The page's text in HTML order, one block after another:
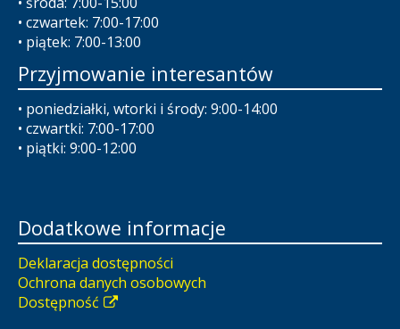
• czwartek: 7:00-17:00
• piątek: 7:00-13:00
Przyjmowanie interesantów
• poniedziałki, wtorki i środy: 9:00-14:00
• czwartki: 7:00-17:00
• piątki: 9:00-12:00
Dodatkowe informacje
Deklaracja dostępności
Ochrona danych osobowych
Dostępność